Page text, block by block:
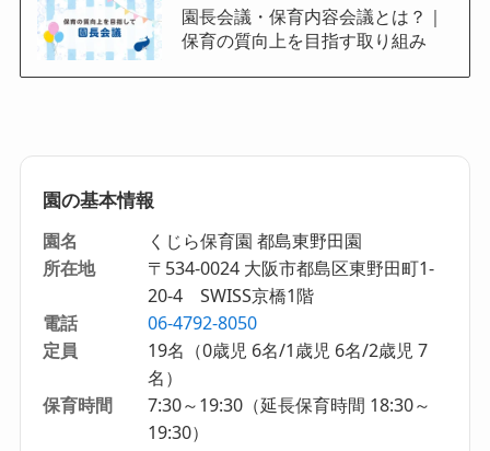
園長会議・保育内容会議とは？｜
保育の質向上を目指す取り組み
園の基本情報
園名
くじら保育園 都島東野田園
所在地
〒534-0024 大阪市都島区東野田町1-
20-4 SWISS京橋1階
電話
06-4792-8050
定員
19名（0歳児 6名/1歳児 6名/2歳児 7
名）
保育時間
7:30～19:30（延長保育時間 18:30～
19:30）